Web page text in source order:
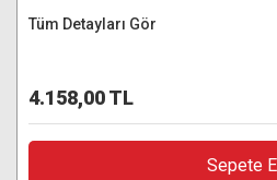
Tüm Detayları Gör
4.158,00 TL
Sepete